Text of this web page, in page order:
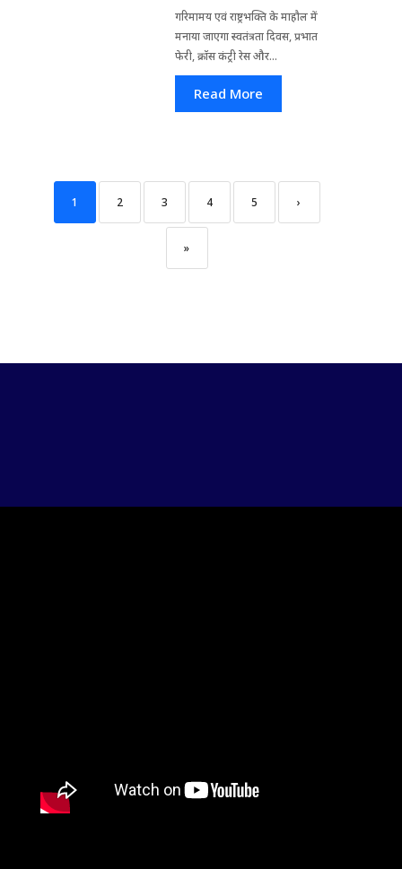
गरिमामय एवं राष्ट्रभक्ति के माहौल में
मनाया जाएगा स्वतंत्रता दिवस, प्रभात
फेरी, क्रॉस कंट्री रेस और...
Read More
1 2 3 4 5 ›
»